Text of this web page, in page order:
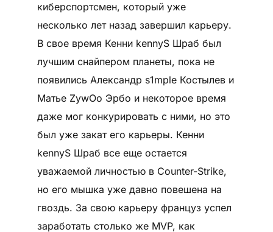
киберспортсмен, который уже
несколько лет назад завершил карьеру.
В свое время Кенни kennyS Шраб был
лучшим снайпером планеты, пока не
появились Александр s1mple Костылев и
Матье ZywOo Эрбо и некоторое время
даже мог конкурировать с ними, но это
был уже закат его карьеры. Кенни
kennyS Шраб все еще остается
уважаемой личностью в Counter-Strike,
но его мышка уже давно повешена на
гвоздь. За свою карьеру француз успел
заработать столько же MVP, как